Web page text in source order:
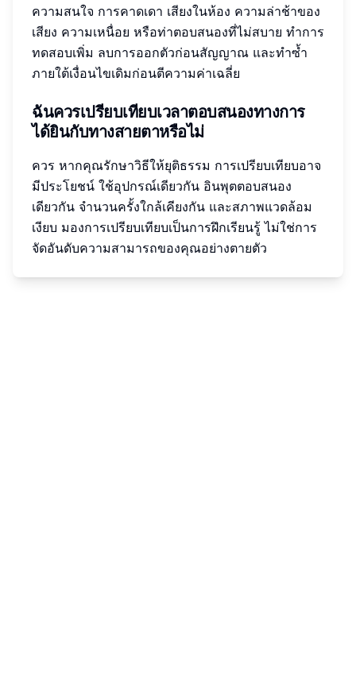
ความสนใจ การคาดเดา เสียงในห้อง ความล่าช้าของ
เสียง ความเหนื่อย หรือท่าตอบสนองที่ไม่สบาย ทำการ
ทดสอบเพิ่ม ลบการออกตัวก่อนสัญญาณ และทำซ้ำ
ภายใต้เงื่อนไขเดิมก่อนตีความค่าเฉลี่ย
ฉันควรเปรียบเทียบเวลาตอบสนองทางการ
ได้ยินกับทางสายตาหรือไม่
ควร หากคุณรักษาวิธีให้ยุติธรรม การเปรียบเทียบอาจ
มีประโยชน์ ใช้อุปกรณ์เดียวกัน อินพุตตอบสนอง
เดียวกัน จำนวนครั้งใกล้เคียงกัน และสภาพแวดล้อม
เงียบ มองการเปรียบเทียบเป็นการฝึกเรียนรู้ ไม่ใช่การ
จัดอันดับความสามารถของคุณอย่างตายตัว